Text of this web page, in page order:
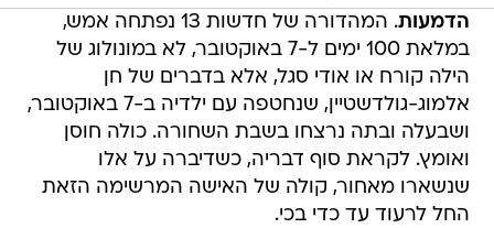
הדמעות
. המהדורה של חדשות 13 נפתחה אמש,
במלאת 100 ימים ל-7 באוקטובר, לא במונולוג של
הילה קורח או אודי סגל, אלא בדברים של חן
אלמוג-גולדשטיין, שנחטפה עם ילדיה ב-7 באוקטובר,
ושבעלה ובתה נרצחו בשבת השחורה. כולה חוסן
ואומץ. לקראת סוף דבריה, כשדיברה על אלו
שנשארו מאחור, קולה של האישה המרשימה הזאת
החל לרעוד עד כדי בכי.